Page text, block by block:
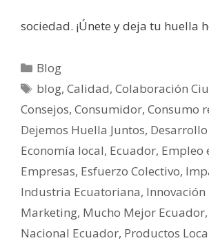
sociedad. ¡Únete y deja tu huella
Blog
blog,Calidad,Colaboración
Consejos, Consumidor, Consumo
Dejemos Huella Juntos,
Economía local, Ecuador, Empleo
Empresas, Esfuerzo Colectivo,
Industria Ecuatoriana, Innovación
Marketing, Mucho Mejor Ecuador,
Nacional Ecuador, Productos